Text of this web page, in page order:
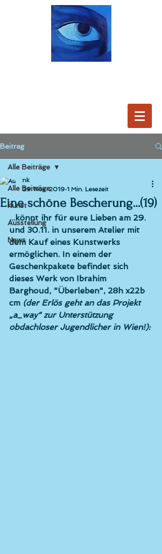
Beitrag
Alle Beiträge
Kunst
Ausstellung
News
Alle Beiträge
Eine schöne Bescherung...(19)
nk
29. Nov. 2019 1 Min. Lesezeit
...könnt ihr für eure Lieben am 29.
und 30.11. in unserem Atelier mit
dem Kauf eines Kunstwerks
ermöglichen. In einem der
Geschenkpakete befindet sich
dieses Werk von Ibrahim
Barghoud, "Überleben", 28h x22b
cm (der Erlös geht an das Projekt
„a_way“ zur Unterstützung
obdachloser Jugendlicher in Wien!):